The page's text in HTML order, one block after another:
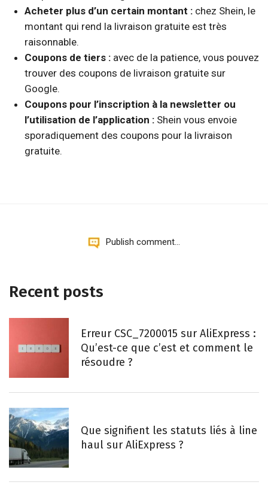
Acheter plus d’un certain montant :chez Shein, le
montant qui rend la livraison gratuite est très
raisonnable.
Coupons de tiers :avec de la patience, vous pouvez
trouver des coupons de livraison gratuite sur
Google.
Coupons pour l’inscription à la newsletter ou
l’utilisation de l’application :Shein vous envoie
sporadiquement des coupons pour la livraison
gratuite.
Publish comment...
Recent posts
Erreur CSC_7200015 sur AliExpress :
Qu’est-ce que c’est et comment le
résoudre ?
Que signifient les statuts liés à line
haul sur AliExpress ?